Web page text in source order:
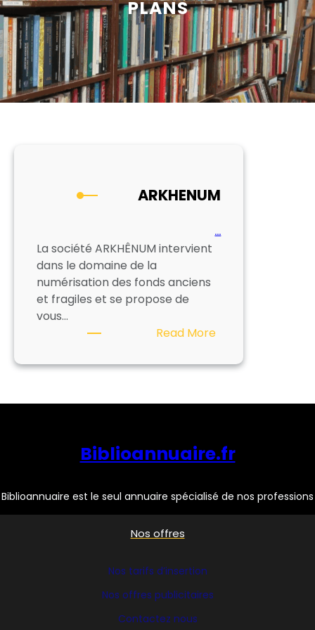
PLANS
ARKHENUM
…
La société ARKHÊNUM intervient
dans le domaine de la
numérisation des fonds anciens
et fragiles et se propose de
vous…
Read More:
Biblioannuaire.fr
Biblioannuaire est le seul annuaire spécialisé de nos professions
Nos offres
Nos tarifs d’insertion
Nos offres publicitaires
Contactez nous